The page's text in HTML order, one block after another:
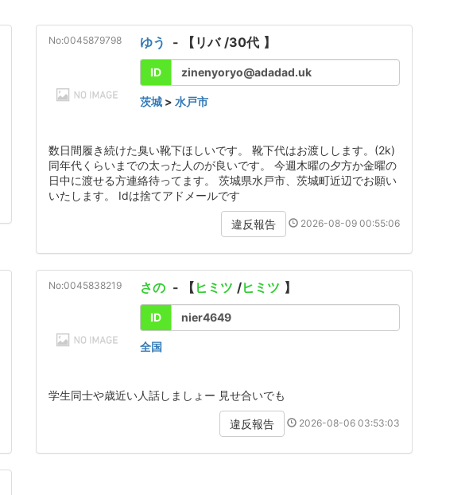
No:0045879798 ゆう - 【 リバ /30代 】
ID zinenyoryo@adadad.uk
茨城 > 水戸市
数日間履き続けた臭い靴下ほしいです。 靴下代はお渡しします。(2k)
同年代くらいまでの太った人のが良いです。 今週木曜の夕方か金曜の
日中に渡せる方連絡待ってます。 茨城県水戸市、茨城町近辺でお願い
いたします。 Idは捨てアドメールです
違反報告 2026-08-09 00:55:06
No:0045838219 さの - 【 ヒミツ /ヒミツ 】
ID nier4649
全国
学生同士や歳近い人話しましょー 見せ合いでも
違反報告 2026-08-06 03:53:03